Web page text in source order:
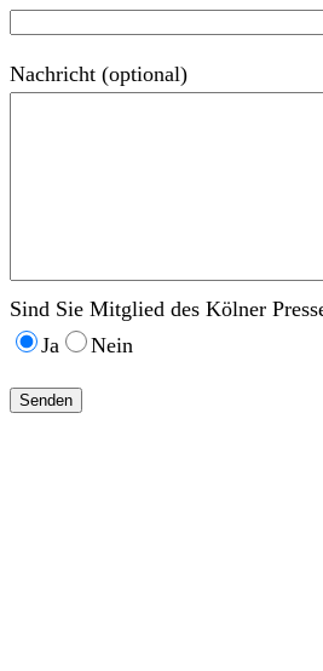
Nachricht (optional)
Sind Sie Mitglied des Kölner
Ja
Nein